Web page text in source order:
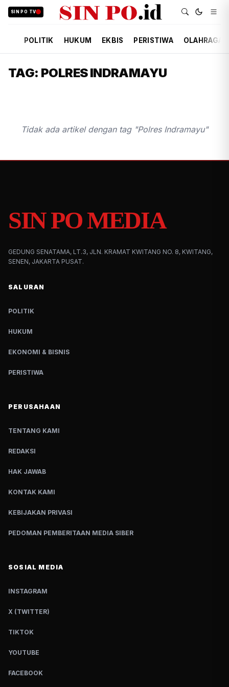
SIN PO TV
POLITIK HUKUM EKBIS PERISTIWA OLAHRAGA
TAG: POLRES INDRAMAYU
Tidak ada artikel dengan tag "Polres Indramayu"
SIN PO MEDIA
GEDUNG SENATAMA, LT.3, JLN. KRAMAT KWITANG NO. 8, KWITANG,
SENEN, JAKARTA PUSAT.
SALURAN
POLITIK
HUKUM
EKONOMI & BISNIS
PERISTIWA
PERUSAHAAN
TENTANG KAMI
REDAKSI
HAK JAWAB
KONTAK KAMI
KEBIJAKAN PRIVASI
PEDOMAN PEMBERITAAN MEDIA SIBER
SOSIAL MEDIA
INSTAGRAM
X (TWITTER)
TIKTOK
YOUTUBE
FACEBOOK